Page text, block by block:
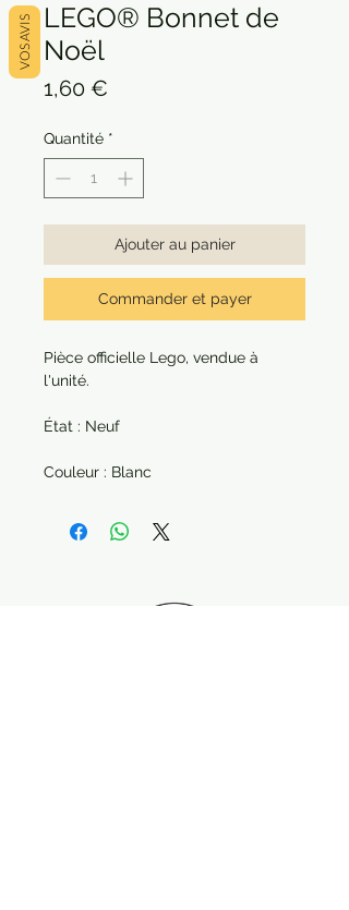
LEGO® Bonnet de
Noël
1,60 €
Quantité *
Ajouter au panier
Commander et payer
Pièce officielle Lego, vendue à
l'unité.
État : Neuf
Couleur : Blanc
VOS AVIS